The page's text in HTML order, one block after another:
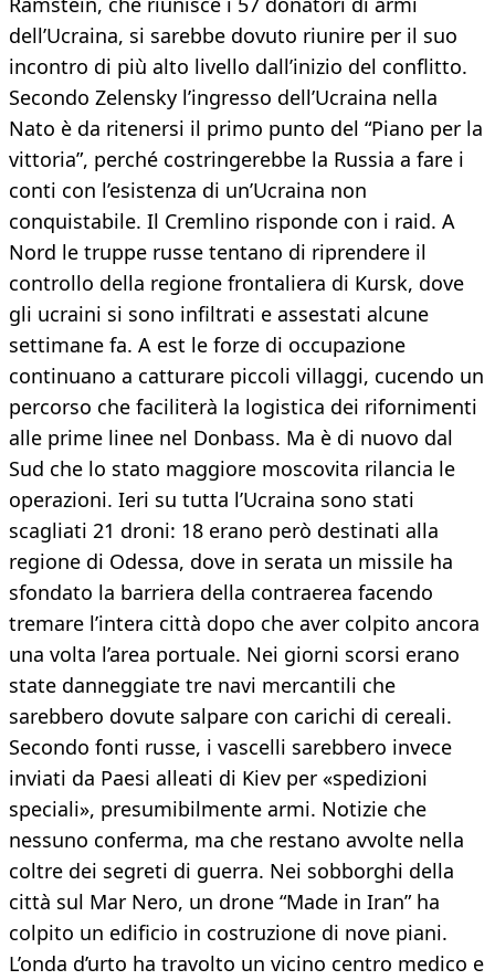
dell’Ucraina, si sarebbe dovuto riunire per il suo
incontro di più alto livello dall’inizio del conflitto.
Secondo Zelensky l’ingresso dell’Ucraina nella
Nato è da ritenersi il primo punto del “Piano per la
vittoria”, perché costringerebbe la Russia a fare i
conti con l’esistenza di un’Ucraina non
conquistabile. Il Cremlino risponde con i raid. A
Nord le truppe russe tentano di riprendere il
controllo della regione frontaliera di Kursk, dove
gli ucraini si sono infiltrati e assestati alcune
settimane fa. A est le forze di occupazione
continuano a catturare piccoli villaggi, cucendo un
percorso che faciliterà la logistica dei rifornimenti
alle prime linee nel Donbass. Ma è di nuovo dal
Sud che lo stato maggiore moscovita rilancia le
operazioni. Ieri su tutta l’Ucraina sono stati
scagliati 21 droni: 18 erano però destinati alla
regione di Odessa, dove in serata un missile ha
sfondato la barriera della contraerea facendo
tremare l’intera città dopo che aver colpito ancora
una volta l’area portuale. Nei giorni scorsi erano
state danneggiate tre navi mercantili che
sarebbero dovute salpare con carichi di cereali.
Secondo fonti russe, i vascelli sarebbero invece
inviati da Paesi alleati di Kiev per «spedizioni
speciali», presumibilmente armi. Notizie che
nessuno conferma, ma che restano avvolte nella
coltre dei segreti di guerra. Nei sobborghi della
città sul Mar Nero, un drone “Made in Iran” ha
colpito un edificio in costruzione di nove piani.
L’onda d’urto ha travolto un vicino centro medico e